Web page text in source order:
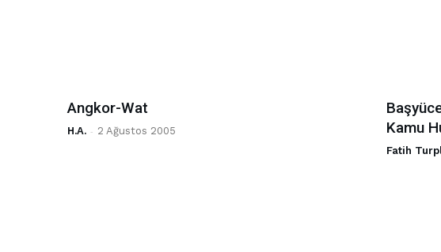
Angkor-Wat
H.A. - 2 Ağustos 2005
Kamu
Fatih